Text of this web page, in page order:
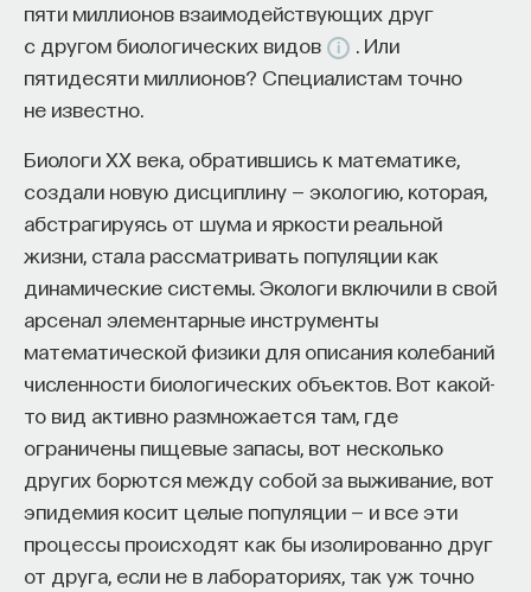
пяти миллионов взаимодействующих друг
с другом биологических видов
. Или
пятидесяти миллионов? Специалистам точно
не известно.
Биологи XX века, обратившись к математике,
создали новую дисциплину — экологию, которая,
абстрагируясь от шума и яркости реальной
жизни, стала рассматривать популяции как
динамические системы. Экологи включили в свой
арсенал элементарные инструменты
математической физики для описания колебаний
численности биологических объектов. Вот какой-
то вид активно размножается там, где
ограничены пищевые запасы, вот несколько
других борются между собой за выживание, вот
эпидемия косит целые популяции — и все эти
процессы происходят как бы изолированно друг
от друга, если не в лабораториях, так уж точно
НАД МАТЕРИАЛОМ РАБОТАЛИ
Вячеслав Дубынин
кафедры физиологии человека и животных
им. М. В. Ломоносова, специалист в области
физиологии мозга
БИОЛОГИЯ
1297 публикаций
БИОЛОГИЯ МОЗГ НЕЙРОФИЗИОЛОГИЯ
ЕСТЕСТВЕННЫЕ НАУКИ ЖУРНАЛ
ХИМИЯ МЕЖДУ НЕЙРОНАМИ
В качестве примера можно предположить, что
у нас с вами есть робот, который является
агентом, он движется в некоторых помещениях.
Он может ехать вперед, назад и открывать двери
в которую он должен приехать и взять какую-
нибудь вещь. Вознаграждением служит,
например, евклидово расстояние до предмета
в этой комнате: чем он ближе, тем больше ему
поступает это число. Если он далеко, это число 5,
если он близко, это 10 или 20. Задача агента —
выполнить такие действия, чтобы как можно
быстрее заработать больше вознаграждений.
Вознаграждения могут быть отрицательными,
и это значит, что агента наказывают, если он,
например, едет не в ту сторону.
Такие задачи сильно отличаются от классических
задач машинного обучения, потому что мы агенту